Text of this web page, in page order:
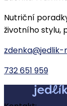
Nutriční
životního stylu,
zdenka@jedlik-
732 651 959